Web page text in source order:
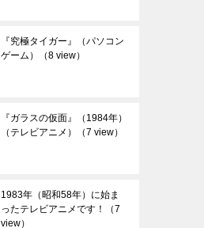
『究極タイガー』（パソコン
ゲーム）
（8 view）
『ガラスの仮面』（1984年）
（テレビアニメ）
（7 view）
1983年（昭和58年）に始ま
ったテレビアニメです！
（7
view）